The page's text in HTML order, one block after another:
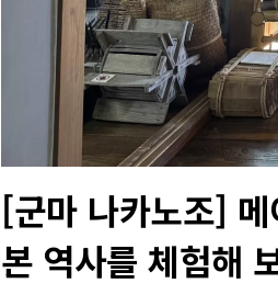
[군마 나카노조]
본 역사를 체험해